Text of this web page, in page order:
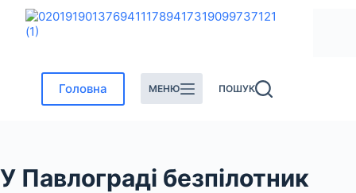
Головна МЕНЮ ПОШУК
У Павлограді безпілотник